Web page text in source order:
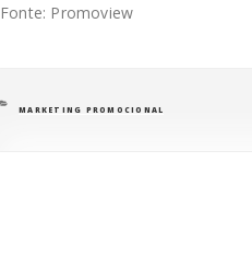
Fonte: Promoview
CATEGORIAS
MARKETING PROMOCIONAL